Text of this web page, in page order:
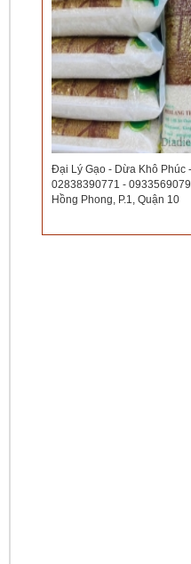
Đại Lý Gạo - Dừa Khô Phúc
02838390771 -
Hồng Phong, P.1, Quận 10